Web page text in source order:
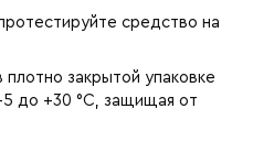
средство на
закрытой упаковке
до +30 °C, защищая от